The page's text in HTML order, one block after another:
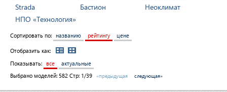
Strada
Бастион
Неоклимат
НПО «Технология»
Сортировать по: названию рейтингу цене
Отобразить как:
Показывать:
все
актуальные
Выбрано моделей: 582 Стр: 1/39 «предыдущая следующая»